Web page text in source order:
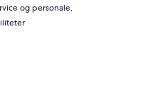
og personale,